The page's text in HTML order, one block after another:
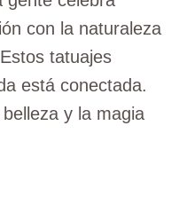
con la naturaleza
tatuajes
está conectada.
y la magia